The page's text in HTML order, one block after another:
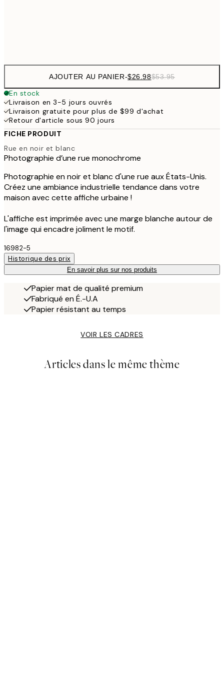
AJOUTER AU PANIER-$26.98$53.95
En stock
Livraison en 3-5 jours ouvrés
Livraison gratuite pour plus de $99 d'achat
Retour d'article sous 90 jours
FICHE PRODUIT
Rue en noir et blanc
Photographie d’une rue monochrome
Photographie en noir et blanc d'une rue aux États-Unis.
Créez une ambiance industrielle tendance dans votre
maison avec cette affiche urbaine !
L'affiche est imprimée avec une marge blanche autour de
l'image qui encadre joliment le motif.
16982-5
Historique des prix
En savoir plus sur nos produits
Papier mat de qualité premium
Fabriqué en É.-U.A
Papier résistant au temps
VOIR LES CADRES
Articles dans le même thème